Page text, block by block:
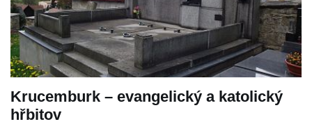
Krucemburk – evangelický a katolický
hřbitov